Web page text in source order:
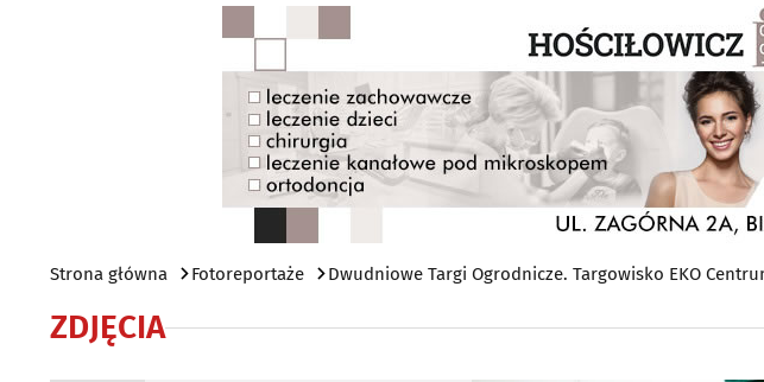
Strona główna Fotoreportaże Dwudniowe Targi Ogrodnicze. Targowisko EKO
ZDJĘCIA